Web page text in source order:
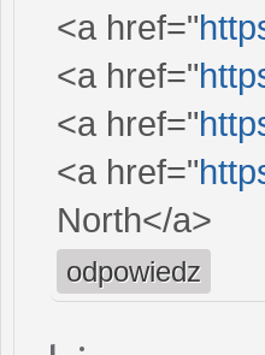
<a href="
<a href="
<a href="
<a href="
North</a>
odpowiedz